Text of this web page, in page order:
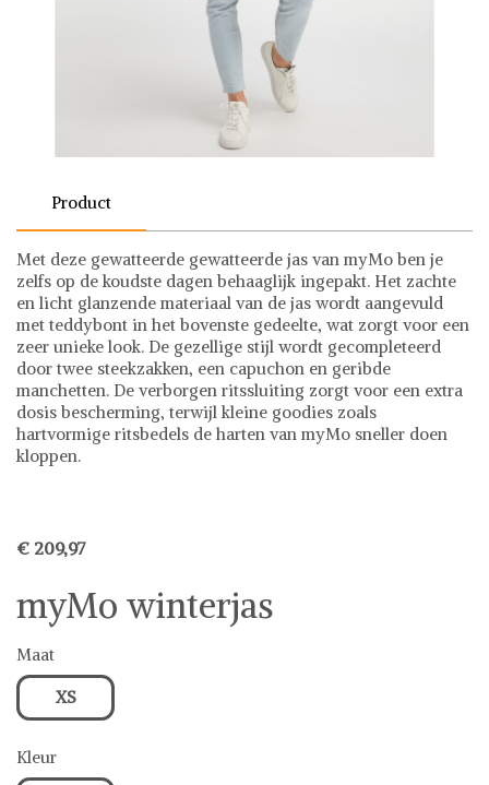
Product
Met deze gewatteerde gewatteerde jas van myMo ben je
zelfs op de koudste dagen behaaglijk ingepakt. Het zachte
en licht glanzende materiaal van de jas wordt aangevuld
met teddybont in het bovenste gedeelte, wat zorgt voor een
zeer unieke look. De gezellige stijl wordt gecompleteerd
door twee steekzakken, een capuchon en geribde
manchetten. De verborgen ritssluiting zorgt voor een extra
dosis bescherming, terwijl kleine goodies zoals
hartvormige ritsbedels de harten van myMo sneller doen
kloppen.
€ 209,97
myMo winterjas
Maat
XS
Kleur